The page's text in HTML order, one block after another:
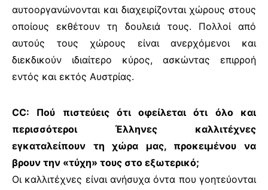
αυτοοργανώνονται και διαχειρίζονται χώρους στους
οποίους εκθέτουν τη δουλειά τους. Πολλοί από
αυτούς τους χώρους είναι ανερχόμενοι και
διεκδικούν ιδιαίτερο κύρος, ασκώντας επιρροή
εντός και εκτός Αυστρίας.
CC: Πού πιστεύεις ότι οφείλεται ότι όλο και
περισσότεροι Έλληνες καλλιτέχνες
εγκαταλείπουν τη χώρα μας, προκειμένου να
βρουν την «τύχη» τους στο εξωτερικό;
Οι καλλιτέχνες είναι ανήσυχα όντα που γοητεύονται